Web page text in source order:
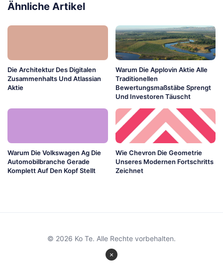
Ähnliche Artikel
Die Architektur Des Digitalen
Zusammenhalts Und Atlassian
Aktie
Warum Die Applovin Aktie Alle
Traditionellen
Bewertungsmaßstäbe Sprengt
Und Investoren Täuscht
Warum Die Volkswagen Ag Die
Automobilbranche Gerade
Komplett Auf Den Kopf Stellt
Wie Chevron Die Geometrie
Unseres Modernen Fortschritts
Zeichnet
×
© 2026 Ko Te. Alle Rechte vorbehalten.